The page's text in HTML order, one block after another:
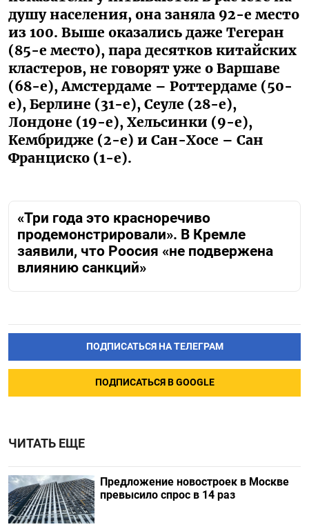
душу населения, она заняла 92-е место
из 100. Выше оказались даже Тегеран
(85-е место), пара десятков китайских
кластеров, не говорят уже о Варшаве
(68-е), Амстердаме – Роттердаме (50-
е), Берлине (31-е), Сеуле (28-е),
Лондоне (19-е), Хельсинки (9-е),
Кембридже (2-е) и Сан-Хосе – Сан
Франциско (1-е).
«Три года это красноречиво
продемонстрировали». В Кремле
заявили, что Роосия «не подвержена
влиянию санкций»
ПОДПИСАТЬСЯ НА ТЕЛЕГРАМ
ПОДПИСАТЬСЯ В GOOGLE
ЧИТАТЬ ЕЩЕ
Предложение новостроек в Москве
превысило спрос в 14 раз